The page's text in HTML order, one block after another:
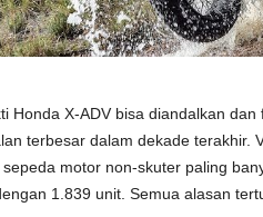
Honda X-ADV bisa diandalkan
terbesar dalam dekade terakhir.
motor non-skuter paling
1.839 unit. Semua alasan